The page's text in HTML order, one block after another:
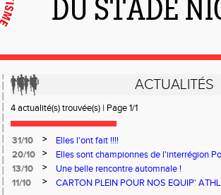
DU STADE
ACTUALITÉS
4 actualité(s) trouvée(s) | Page 1/1
31/10 >
Elles l'ont fait !!!!
20/10
>
Elles sont championnes de l'interrégion
Centre !!!
13/10 >
Une belle rencontre automnale !
11/10
> CARTON PLEIN POUR NOS EQUIP'